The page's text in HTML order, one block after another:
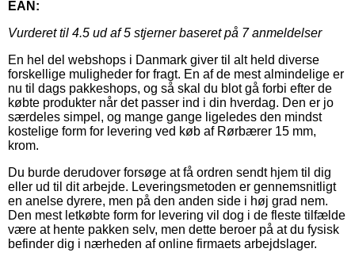
EAN:
Vurderet til 4.5 ud af 5 stjerner baseret på 7anmeldelser
En hel del webshops i Danmark giver til alt held diverse
forskellige muligheder for fragt. En af de mest almindelige er
nu til dags pakkeshops, og så skal du blot gå forbi efter de
købte produkter når det passer ind i din hverdag. Den er jo
særdeles simpel, og mange gange ligeledes den mindst
kostelige form for levering ved køb af Rørbærer 15 mm,
krom.
Du burde derudover forsøge at få ordren sendt hjem til dig
eller ud til dit arbejde. Leveringsmetoden er gennemsnitligt
en anelse dyrere, men på den anden side i høj grad nem.
Den mest letkøbte form for levering vil dog i de fleste tilfælde
være at hente pakken selv, men dette beroer på at du fysisk
befinder dig i nærheden af online firmaets arbejdslager.